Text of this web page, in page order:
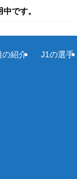
です。
の紹介 J1の選手